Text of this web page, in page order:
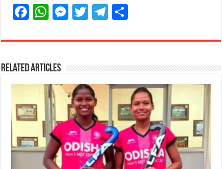
F
c
e
b
o
o
k
W
at
s
A
p
p
M
ss
n
g
e
r
T
itt
r
T
e
ra
m
ar
Related Articles